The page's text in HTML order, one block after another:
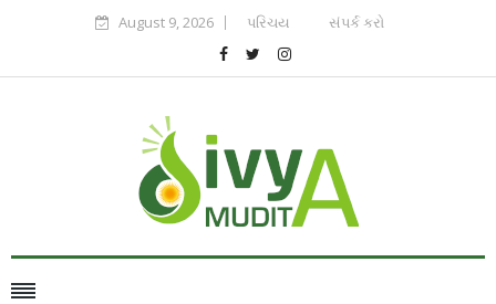
August 9, 2026 પરિચય સંપર્ક કરો